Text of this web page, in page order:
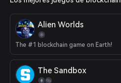
Alien Worlds
The #1 blockchain game on Earth!
The Sandbox